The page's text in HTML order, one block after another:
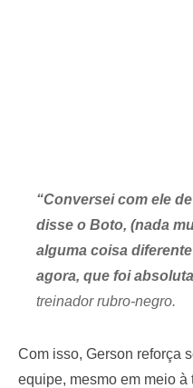
“Conversei com ele
disse o Boto, (nada
alguma coisa
agora, que foi
treinador rubro-negro.
Com isso, Gerson reforça
equipe, mesmo em meio